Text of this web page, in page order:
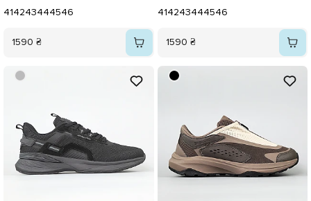
414243444546
1590 ₴
414243444546
1590 ₴